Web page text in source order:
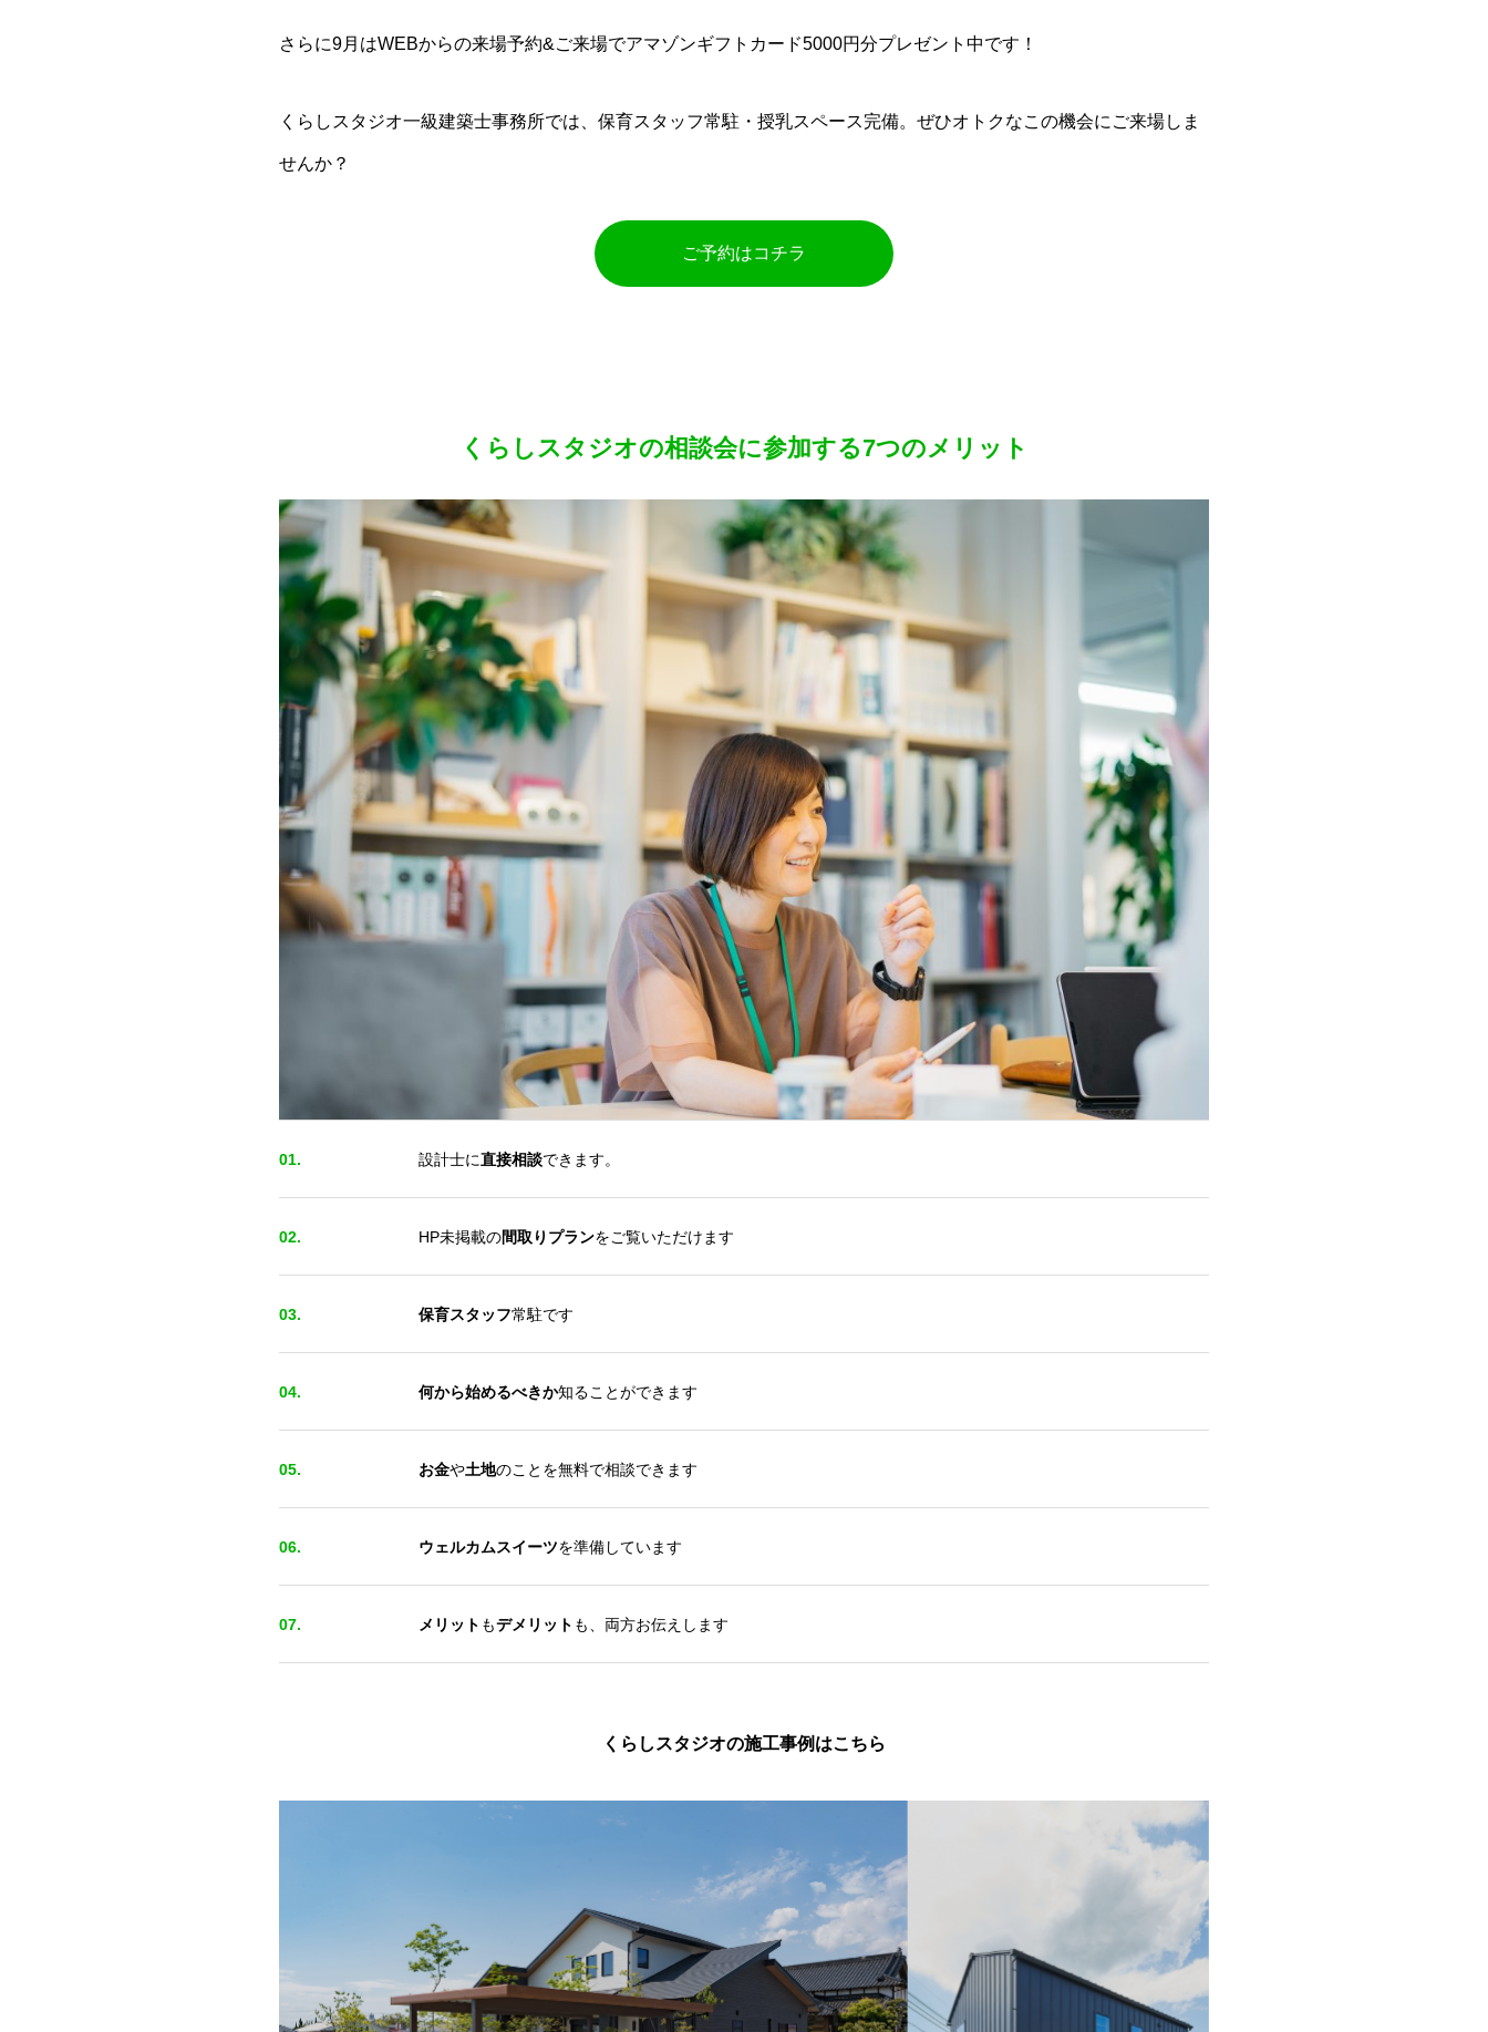
さらに9月はWEBからの来場予約&ご来場でアマゾンギフトカード5000円分プレゼント中です！
くらしスタジオ一級建築士事務所では、保育スタッフ常駐・授乳スペース完備。ぜひオトクなこの機会にご来場しま
せんか？
ご予約はコチラ
くらしスタジオの相談会に参加する7つのメリット
01. 設計士に直接相談できます。
02. HP未掲載の間取りプランをご覧いただけます
03. 保育スタッフ常駐です
04. 何から始めるべきか知ることができます
05. お金や土地のことを無料で相談できます
06. ウェルカムスイーツを準備しています
07. メリット もデメリット も、両方お伝えします
くらしスタジオの施工事例はこちら